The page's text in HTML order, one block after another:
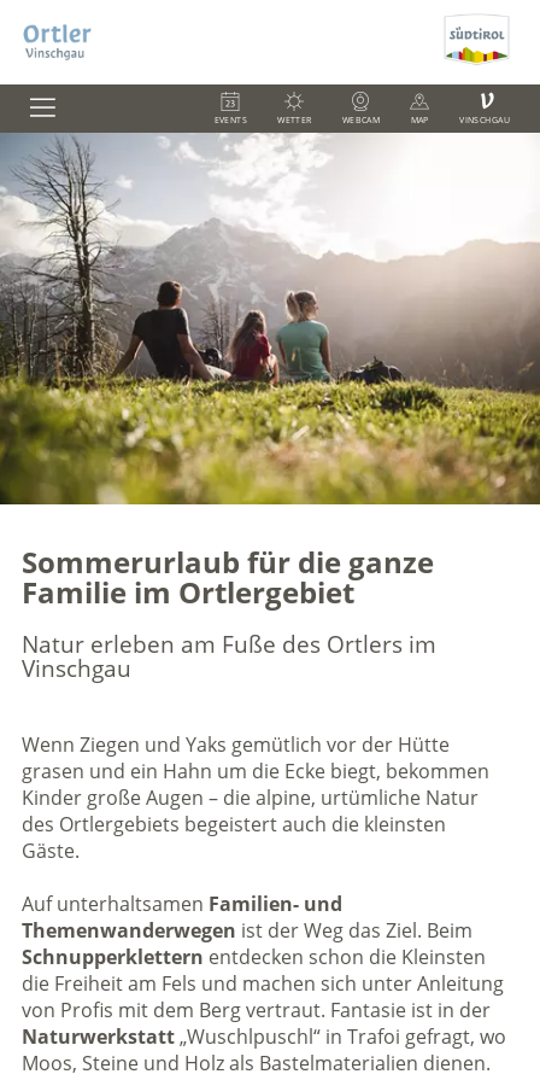
EVENTS WETTER WEBCAM MAP
V
VINSCHGAU
Sommerurlaub für die ganze
Familie im Ortlergebiet
Natur erleben am Fuße des Ortlers im
Vinschgau
Wenn Ziegen und Yaks gemütlich vor der Hütte
grasen und ein Hahn um die Ecke biegt, bekommen
Kinder große Augen – die alpine, urtümliche Natur
des Ortlergebiets begeistert auch die kleinsten
Gäste.
Auf unterhaltsamen Familien- und
Themenwanderwegen ist der Weg das Ziel. Beim
Schnupperklettern entdecken schon die Kleinsten
die Freiheit am Fels und machen sich unter Anleitung
von Profis mit dem Berg vertraut. Fantasie ist in der
Naturwerkstatt„Wuschlpuschl“ in Trafoi gefragt, wo
Moos, Steine und Holz als Bastelmaterialien dienen.